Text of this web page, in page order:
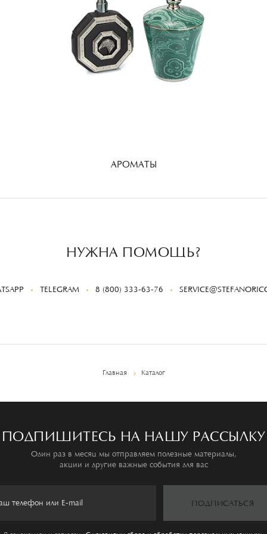
АРОМАТЫ
НУЖНА ПОМОЩЬ?
TELEGRAM 8 (800) 333-63-76
Главная Каталог
ПОДПИШИТЕСЬ НА НАШУ РАССЫЛКУ
Один раз в месяц мы отправляем полезные материалы,
акции и другие важные события для вас
ПОДПИСАТЬСЯ